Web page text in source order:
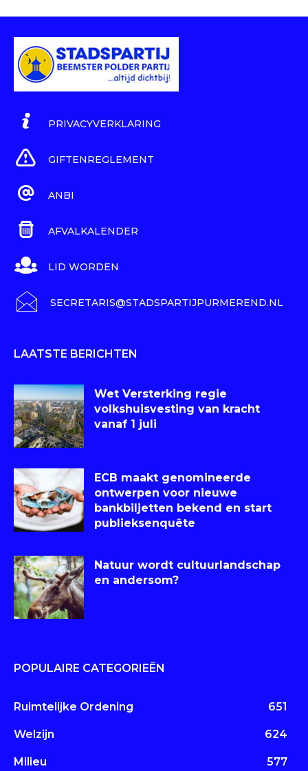
PRIVACYVERKLARING
GIFTENREGLEMENT
ANBI
AFVALKALENDER
LID WORDEN
SECRETARIS@STADSPARTIJPURMEREND.NL
LAATSTE BERICHTEN
Wet Versterking regie
volkshuisvesting van kracht
vanaf 1 juli
ECB maakt genomineerde
ontwerpen voor nieuwe
bankbiljetten bekend en start
publieksenquête
Natuur wordt cultuurlandschap
en andersom?
POPULAIRE CATEGORIEËN
Ruimtelijke Ordening 651
Welzijn 624
Milieu 577